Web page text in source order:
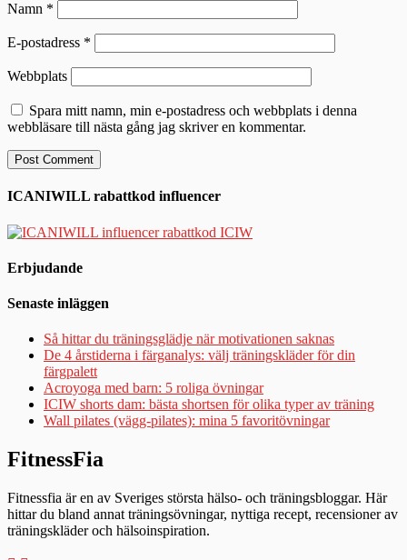
Namn *
E-postadress *
Webbplats
Spara mitt namn, min e-postadress och webbplats i denna
webbläsare till nästa gång jag skriver en kommentar.
ICANIWILL rabattkod influencer
Erbjudande
Senaste inläggen
Så hittar du träningsglädje när motivationen saknas
De 4 årstiderna i färganalys: välj träningskläder för din
färgpalett
Acroyoga med barn: 5 roliga övningar
ICIW shorts dam: bästa shortsen för olika typer av träning
Wall pilates (vägg-pilates): mina 5 favoritövningar
FitnessFia
Fitnessfia är en av Sveriges största hälso- och träningsbloggar. Här
hittar du bland annat träningsövningar, nyttiga recept, recensioner av
träningskläder och hälsoinspiration.